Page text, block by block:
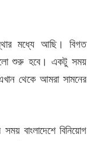
মধ্যে আছি। বিগত
শুরু হবে। একটু সময়
থেকে আমরা সামনের
বাংলাদেশে বিনিয়োগ